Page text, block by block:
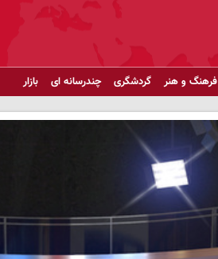
فرهنگ و هنر گردشگری چندرسانه ای بازار